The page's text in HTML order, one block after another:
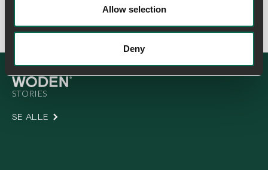
Allow selection
Deny
SE ALLE